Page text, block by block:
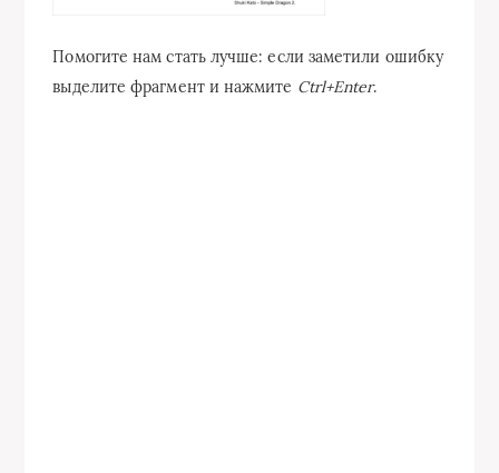
Помогите нам стать лучше: если заметили ошибку
выделите фрагмент и нажмите Ctrl+Enter.